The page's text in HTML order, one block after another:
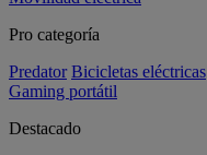
Pro categoría
Predator Bicicletas eléctricas
Gaming portátil
Destacado